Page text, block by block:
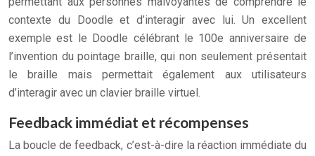
contexte du Doodle et d’interagir avec lui. Un excellent
exemple est le Doodle célébrant le 100e anniversaire de
l’invention du pointage braille, qui non seulement présentait
le braille mais permettait également aux utilisateurs
d’interagir avec un clavier braille virtuel.
Feedback immédiat et récompenses
La boucle de feedback, c’est-à-dire la réaction immédiate du